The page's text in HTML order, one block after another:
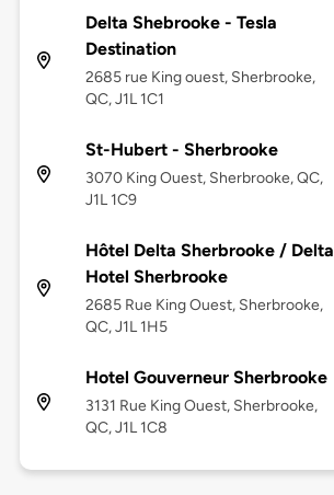
Delta Shebrooke - Tesla
Destination
2685 rue King ouest, Sherbrooke,
QC, J1L 1C1
St-Hubert - Sherbrooke
3070 King Ouest, Sherbrooke, QC,
J1L 1C9
Hôtel Delta Sherbrooke / Delta
Hotel Sherbrooke
2685 Rue King Ouest, Sherbrooke,
QC, J1L 1H5
Hotel Gouverneur Sherbrooke
3131 Rue King Ouest, Sherbrooke,
QC, J1L 1C8